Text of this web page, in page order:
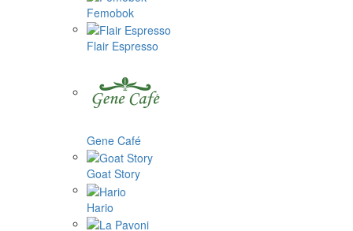
Femobok
Flair Espresso
Gene Café
Goat Story
Hario